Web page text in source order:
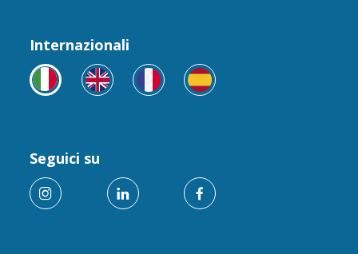
Internazionali
Seguici su